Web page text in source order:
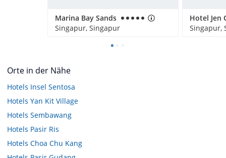
Marina Bay Sands
Singapur, Singapur
Singapur,
Orte in der Nähe
Hotels Insel Sentosa
Hotels Yan Kit Village
Hotels Sembawang
Hotels Pasir Ris
Hotels Choa Chu Kang